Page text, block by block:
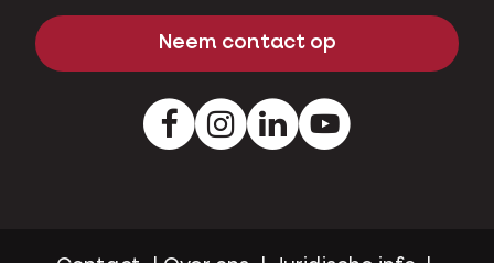
Neem contact op
FacebookInstagramLinkedInYoutube